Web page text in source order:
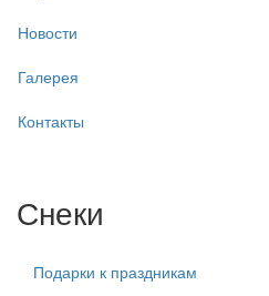
Новости
Галерея
Контакты
Снеки
Подарки к праздникам